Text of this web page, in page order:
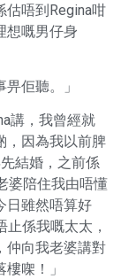
估唔到Regina咁
想嘅男仔身
佢聽。」
講，我曾經就
，因為我以前脾
結婚，之前係
婆陪住我由唔懂
日雖然唔算好
係我嘅太太，
仲向我老婆講對
㗎！」